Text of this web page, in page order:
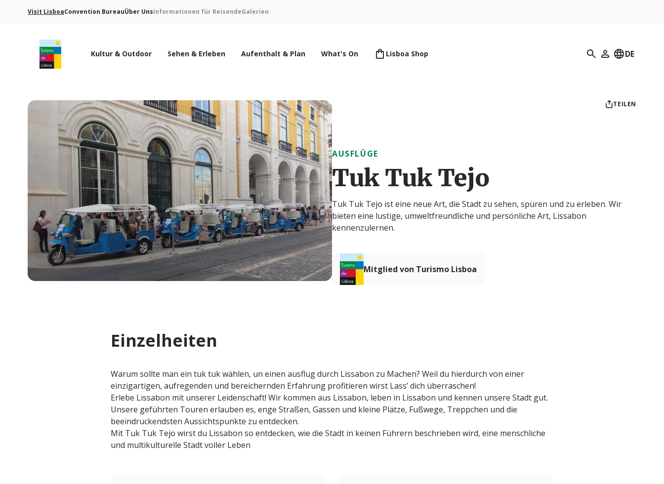
Visit LisboaConvention BureauÜber UnsInformationen für ReisendeGalerien
Kultur & Outdoor Sehen & Erleben Aufenthalt & Plan What's On Lisboa Shop Suchen
Mein Profil
DE
TEILEN
AUSFLÜGE
Tuk Tuk Tejo
Tuk Tuk Tejo ist eine neue Art, die Stadt zu sehen, spüren und zu erleben. Wir
bieten eine lustige, umweltfreundliche und persönliche Art, Lissabon
kennenzulernen.
Mitglied von Turismo Lisboa
Einzelheiten
Warum sollte man ein tuk tuk wählen, un einen ausflug durch Lissabon zu Machen? Weil du hierdurch von einer
einzigartigen, aufregenden und bereichernden Erfahrung profitieren wirst Lass’ dich überraschen!
Erlebe Lissabon mit unserer Leidenschaft! Wir kommen aus Lissabon, leben in Lissabon und kennen unsere Stadt gut.
Unsere geführten Touren erlauben es, enge Straßen, Gassen und kleine Plätze, Fußwege, Treppchen und die
beeindruckendsten Aussichtspunkte zu entdecken.
Mit Tuk Tuk Tejo wirst du Lissabon so entdecken, wie die Stadt in keinen Führern beschrieben wird, eine menschliche
und multikulturelle Stadt voller Leben